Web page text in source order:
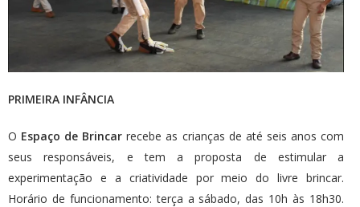
PRIMEIRA INFÂNCIA
O Espaço de Brincar recebe as crianças de até seis anos com
seus responsáveis, e tem a proposta de estimular a
experimentação e a criatividade por meio do livre brincar.
Horário de funcionamento: terça a sábado, das 10h às 18h30.